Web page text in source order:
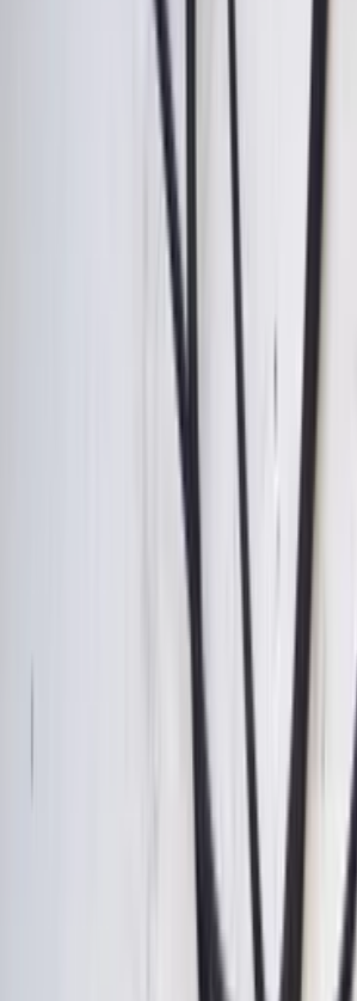
Ajouter au panier
· Livraison ou retrait
Module de différentiel E63S
Mercedes AMG
d'origine d'occasion (2017/
Livraison ou retrait
· Livraison ou retrait
Module de confort avant
W251 ML GL R Mercedes
1645402501 d'origine,
Livraison ou retrait
Module PDC E90 BMW
66209252638, capteur de
E91 E92 E93 d'origine,